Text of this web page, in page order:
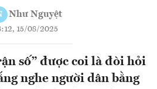
Như Nguyệt
15/08/2025
số” được coi là đòi hỏi
nghe người dân bằng